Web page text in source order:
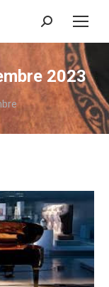
Recherche
:
2023